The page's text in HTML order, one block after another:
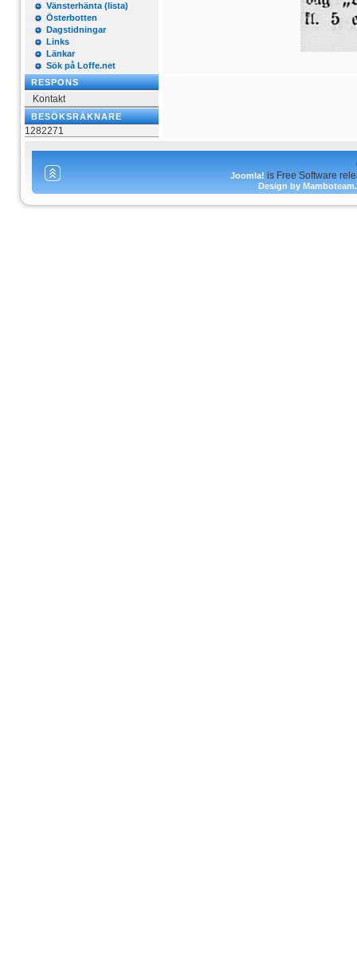
Vänsterhänta (lista)
Österbotten
Dagstidningar
Links
Länkar
Sök på Loffe.net
RESPONS
Kontakt
BESÖKSRÄKNARE
1282271
Joomla! is Free Software
Design by